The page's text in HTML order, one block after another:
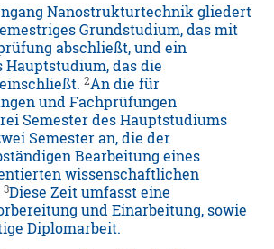
Nanostrukturtechnik gliedert
Grundstudium, das mit
abschließt, und ein
das die
2An die für
und Fachprüfungen
Semester des Hauptstudiums
Semester an, die der
Bearbeitung eines
wissenschaftlichen
3Diese Zeit umfasst eine
und Einarbeitung, sowie
Diplomarbeit.